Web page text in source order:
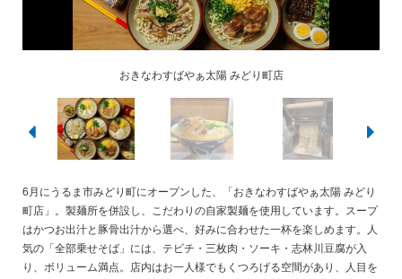
おきなわすばやぁ太陽 みどり町店
全部乗せそば
太陽製麺所を併設
自家製麺
6月にうるま市みどり町にオープンした、「おきなわすばやぁ太陽 みどり
町店」。製麺所を併設し、こだわりの自家製麺を使用しています。スープ
はかつお出汁と豚骨出汁から選べ、好みに合わせた一杯を楽しめます。人
気の「全部乗せそば」には、テビチ・三枚肉・ソーキ・志林川豆腐が入
り、ボリューム満点。店内はお一人様でもくつろげる空間があり、人目を